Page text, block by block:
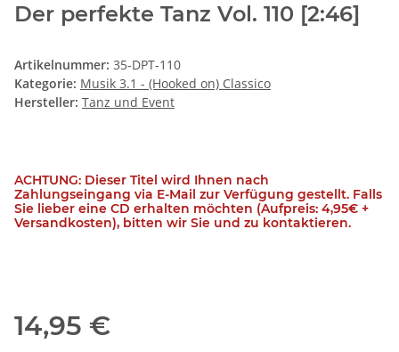
Der perfekte Tanz Vol. 110 [2:46]
Artikelnummer: 35-DPT-110
Kategorie: Musik 3.1 - (Hooked on) Classico
Hersteller: Tanz und Event
ACHTUNG: Dieser Titel wird Ihnen nach
Zahlungseingang via E-Mail zur Verfügung gestellt. Falls
Sie lieber eine CD erhalten möchten (Aufpreis: 4,95€ +
Versandkosten), bitten wir Sie und zu kontaktieren.
14,95 €